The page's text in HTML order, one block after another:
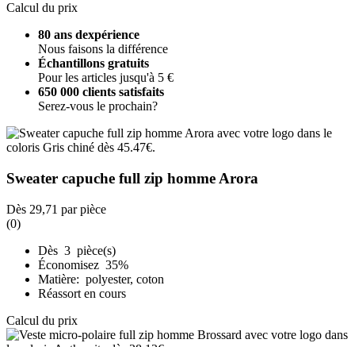
Calcul du prix
80 ans dexpérience
Nous faisons la différence
Échantillons gratuits
Pour les articles jusqu'à 5 €
650 000 clients satisfaits
Serez-vous le prochain?
Sweater capuche full zip homme Arora
Dès 29,71 par pièce
(0)
Dès 3 pièce(s)
Économisez 35%
Matière: polyester, coton
Réassort en cours
Calcul du prix